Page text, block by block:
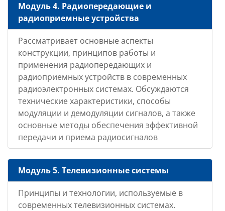
Модуль 4. Радиопередающие и
радиоприемные устройства
Рассматривает основные аспекты
конструкции, принципов работы и
применения радиопередающих и
радиоприемных устройств в современных
радиоэлектронных системах. Обсуждаются
технические характеристики, способы
модуляции и демодуляции сигналов, а также
основные методы обеспечения эффективной
передачи и приема радиосигналов
Модуль 5. Телевизионные системы
Принципы и технологии, используемые в
современных телевизионных системах.